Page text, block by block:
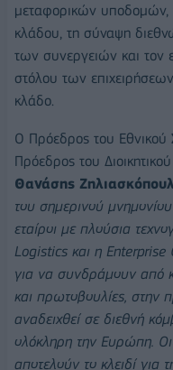
μεταφορικών υποδομών,
κλάδου, τη σύναψη
των συνεργειών και τον
στόλου των
κλάδο.
Ο Πρόεδρος του Εθνικού
Πρόεδρος του
Θανάσης
του σημερινού
εταίροι με πλούσια
Logistics και η Enterprise
για να συνδράμουν από
και πρωτοβουλίες,
αναδειχθεί σε διεθνή
ολόκληρη την Ευρώπη. Οι
αποτελούν το κλειδί